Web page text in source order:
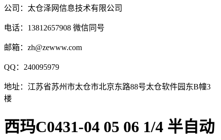
公司：太仓泽网信息技术有限公司
电话：13812657908 微信同号
邮箱：zh@zewww.com
QQ：240095979
地址：江苏省苏州市太仓市北京东路88号太仓软件园东B幢3
楼
西玛C0431-04 05 06 1/4 半自动